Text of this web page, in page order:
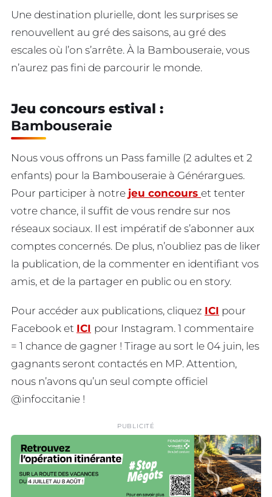
Une destination plurielle, dont les surprises se
renouvellent au gré des saisons, au gré des
escales où l’on s’arrête. À la Bambouseraie, vous
n’aurez pas fini de parcourir le monde.
Jeu concours estival :
Bambouseraie
Nous vous offrons un Pass famille (2 adultes et 2
enfants) pour la Bambouseraie à Générargues.
Pour participer à notre jeu concours et tenter
votre chance, il suffit de vous rendre sur nos
réseaux sociaux. Il est impératif de s’abonner aux
comptes concernés. De plus, n’oubliez pas de liker
la publication, de la commenter en identifiant vos
amis, et de la partager en public ou en story.
Pour accéder aux publications, cliquez ICI pour
Facebook et ICI pour Instagram. 1 commentaire
= 1 chance de gagner ! Tirage au sort le 04 juin, les
gagnants seront contactés en MP. Attention,
nous n’avons qu’un seul compte officiel
@infoccitanie !
PUBLICITÉ